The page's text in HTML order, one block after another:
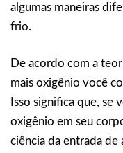
algumas maneiras
frio.
De acordo com a
mais oxigênio você
Isso significa que, se
oxigênio em seu
ciência da entrada